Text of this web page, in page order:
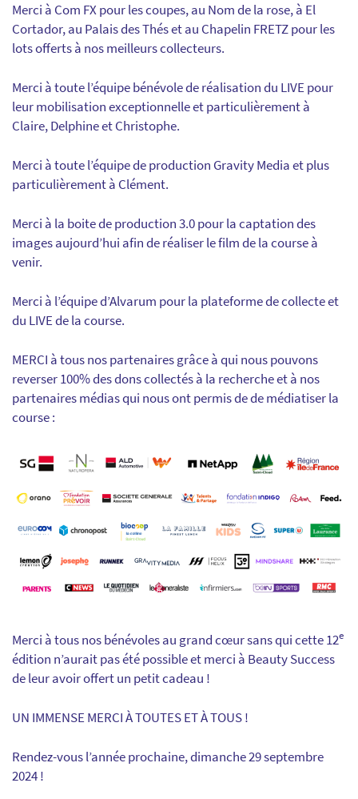
Merci à Com FX pour les coupes, au Nom de la rose, à El
Cortador, au Palais des Thés et au Chapelin FRETZ pour les
lots offerts à nos meilleurs collecteurs.
Merci à toute l’équipe bénévole de réalisation du LIVE pour
leur mobilisation exceptionnelle et particulièrement à
Claire, Delphine et Christophe.
Merci à toute l’équipe de production Gravity Media et plus
particulièrement à Clément.
Merci à la boite de production 3.0 pour la captation des
images aujourd’hui afin de réaliser le film de la course à
venir.
Merci à l’équipe d’Alvarum pour la plateforme de collecte et
du LIVE de la course.
MERCI à tous nos partenaires grâce à qui nous pouvons
reverser 100% des dons collectés à la recherche et à nos
partenaires médias qui nous ont permis de de médiatiser la
course :
Merci à tous nos bénévoles au grand cœur sans qui cette 12e
édition n’aurait pas été possible et merci à Beauty Success
de leur avoir offert un petit cadeau !
UN IMMENSE MERCI À TOUTES ET À TOUS !
Rendez-vous l’année prochaine, dimanche 29 septembre
2024 !